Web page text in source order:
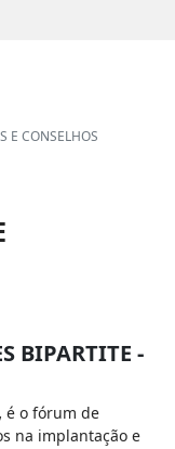
E CONSELHOS
BIPARTITE -
é o fórum de
na implantação e